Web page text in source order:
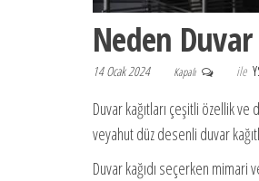
Neden Duvar
14 Ocak 2024 Kapalı ile
Duvar kağıtları çeşitli özellik
veyahut düz desenli duvar
Duvar kağıdı seçerken mimari